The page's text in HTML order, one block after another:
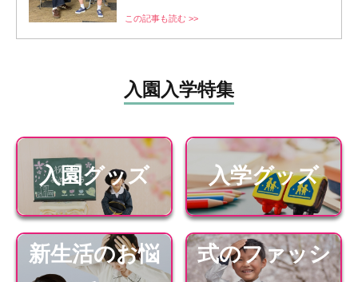
この記事も読む >>
入園入学特集
入園グッズ 入学グッズ
新生活のお悩
式のファッシ